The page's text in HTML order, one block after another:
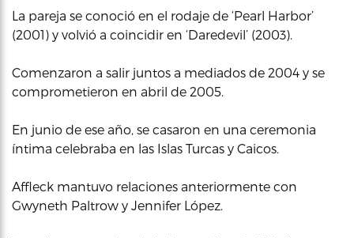
La pareja se conoció en el rodaje de ‘Pearl Harbor’
(2001) y volvió a coincidir en ‘Daredevil’ (2003).
Comenzaron a salir juntos a mediados de 2004 y se
comprometieron en abril de 2005.
En junio de ese año, se casaron en una ceremonia
íntima celebraba en las Islas Turcas y Caicos.
Affleck mantuvo relaciones anteriormente con
Gwyneth Paltrow y Jennifer López.